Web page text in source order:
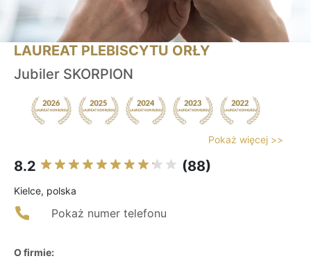
LAUREAT PLEBISCYTU ORŁY
Jubiler SKORPION
Pokaż więcej >>
8.2 (88)
Kielce, polska
Pokaż numer telefonu
O firmie: